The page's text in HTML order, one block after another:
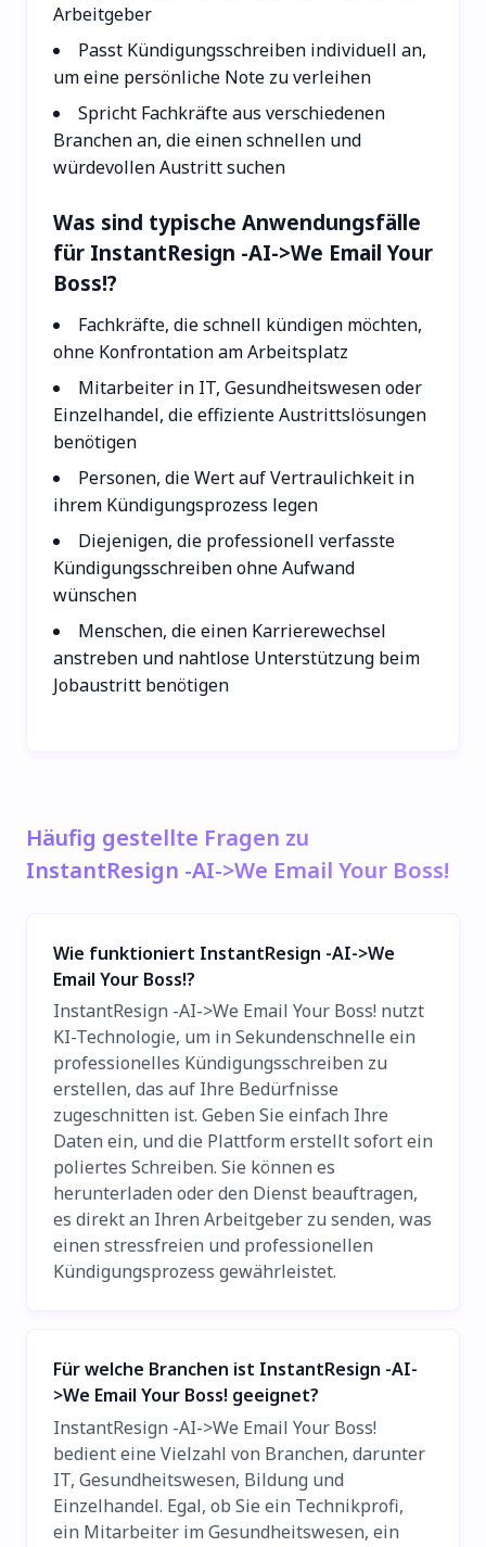
Arbeitgeber
Passt Kündigungsschreiben individuell an,
um eine persönliche Note zu verleihen
Spricht Fachkräfte aus verschiedenen
Branchen an, die einen schnellen und
würdevollen Austritt suchen
Was sind typische Anwendungsfälle
für InstantResign -AI->We Email Your
Boss!?
Fachkräfte, die schnell kündigen möchten,
ohne Konfrontation am Arbeitsplatz
Mitarbeiter in IT, Gesundheitswesen oder
Einzelhandel, die effiziente Austrittslösungen
benötigen
Personen, die Wert auf Vertraulichkeit in
ihrem Kündigungsprozess legen
Diejenigen, die professionell verfasste
Kündigungsschreiben ohne Aufwand
wünschen
Menschen, die einen Karrierewechsel
anstreben und nahtlose Unterstützung beim
Jobaustritt benötigen
Häufig gestellte Fragen zu
InstantResign -AI->We Email Your Boss!
Wie funktioniert InstantResign -AI->We
Email Your Boss!?
InstantResign -AI->We Email Your Boss! nutzt
KI-Technologie, um in Sekundenschnelle ein
professionelles Kündigungsschreiben zu
erstellen, das auf Ihre Bedürfnisse
zugeschnitten ist. Geben Sie einfach Ihre
Daten ein, und die Plattform erstellt sofort ein
poliertes Schreiben. Sie können es
herunterladen oder den Dienst beauftragen,
es direkt an Ihren Arbeitgeber zu senden, was
einen stressfreien und professionellen
Kündigungsprozess gewährleistet.
Für welche Branchen ist InstantResign -AI-
>We Email Your Boss! geeignet?
InstantResign -AI->We Email Your Boss!
bedient eine Vielzahl von Branchen, darunter
IT, Gesundheitswesen, Bildung und
Einzelhandel. Egal, ob Sie ein Technikprofi,
ein Mitarbeiter im Gesundheitswesen, ein